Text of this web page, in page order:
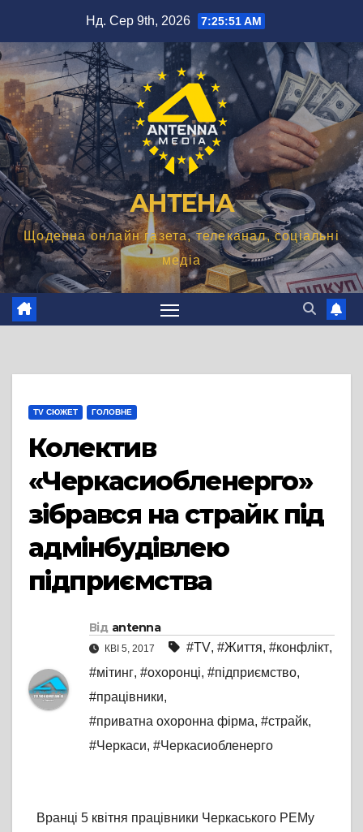
вмісту
Нд. Сер 9th, 2026 7:25:53 AM
АНТЕНА
Щоденна онлайн газета, телеканал, соціальні
медіа
TV СЮЖЕТ ГОЛОВНЕ
Колектив
«Черкасиобленерго»
зібрався на страйк під
адмінбудівлею
підприємства
Від antenna
КВІ 5, 2017 #TV, #Життя, #конфлікт,
#мітинг, #охоронці, #підприємство,
#працівники,
#приватна охоронна фірма, #страйк,
#Черкаси, #Черкасиобленерго
Вранці 5 квітня працівники Черкаського РЕМу